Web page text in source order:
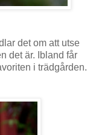
det om att utse
det är. Ibland får
i trädgården.